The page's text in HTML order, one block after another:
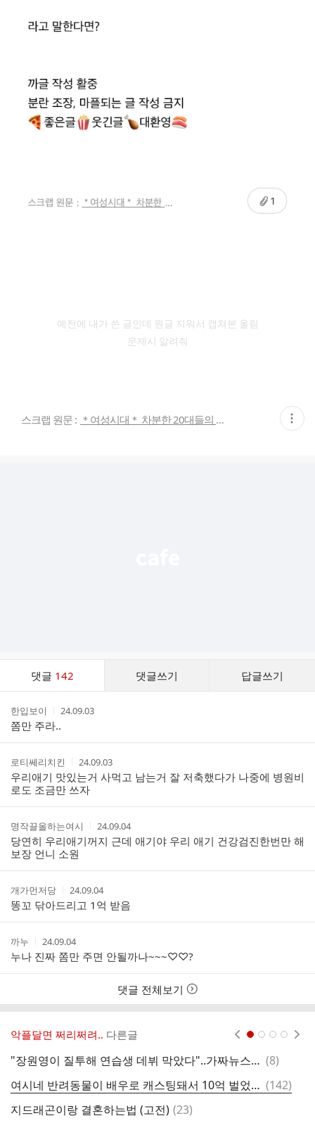
예전에 내가 쓴 글인데 원글 지워서 캡쳐본 올림
문제시 알려줘
스크랩 원문 : ＊여성시대＊ 차분한 20대들의 알흠다운 공간 현
재
댓글 142 댓글쓰기 답글쓰기
스
작
성
자
한입보이
작
시
간
24.09.03
쫌만 주라..
작
성
자
로티쎄리치킨
작
성
시
간
24.09.03
우리애기 맛있는거 사먹고 남는거 잘 저축했다가 나중에 병원비
로도 조금만 쓰자
작
성
자
명작끌올하는여시
작
성
시
24.09.04
당연히 우리애기꺼지 근데 애기야 우리 애기 건강검진한번만 해
보장 언니 소원
작
성
자
개가먼저당
작
성
시
간
24.09.04
똥꼬 닦아드리고 1억 받음
작
성
자
까누
작
성
시
간
24.09.04
누나 진짜 쫌만 주면 안될까나~~~♡♡?
댓글 전체보기
악플달면 쩌리쩌려.. 다른글
"장원영이 질투해 연습생 데뷔 막았다"..가짜뉴스로 2억 번 유튜버 "의견 낸 것 뿐" 주장 댓
(8)
여시네 반려동물이 배우로 캐스팅돼서 10억 벌었는데 그 돈 다 자기가 쓴다고 하면 어떻게 할건지 달글 댓
글
(142)
지드래곤이랑 결혼하는법 (고전) 댓
(23)